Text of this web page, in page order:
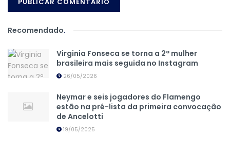
Recomendado.
Virginia Fonseca se torna a 2ª mulher
brasileira mais seguida no Instagram
26/05/2026
Neymar e seis jogadores do Flamengo
estão na pré-lista da primeira convocação
de Ancelotti
19/05/2025